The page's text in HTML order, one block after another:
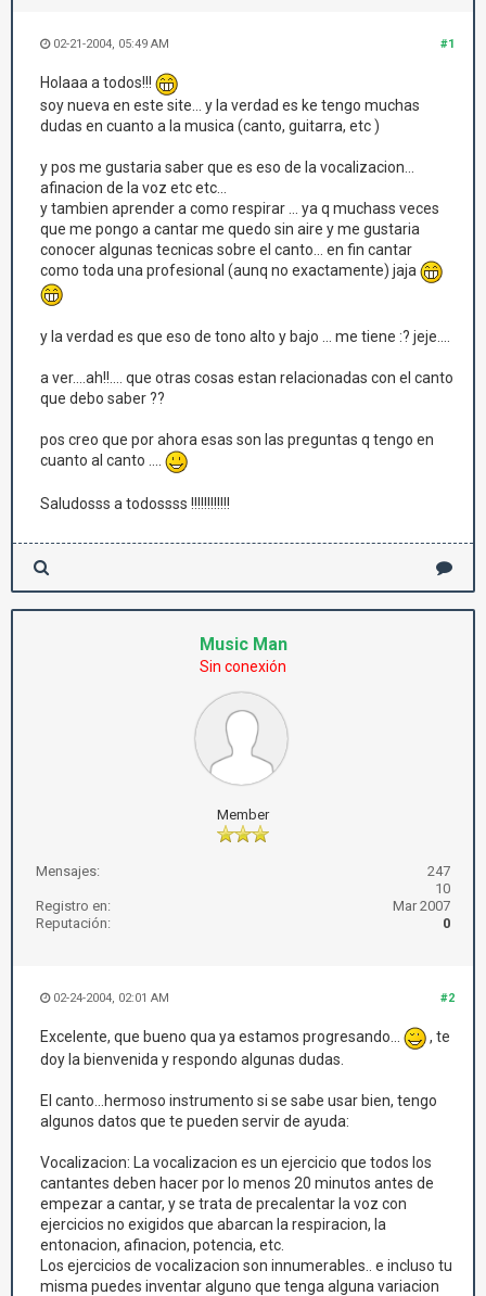
#1
02-21-2004, 05:49 AM
Holaaa a todos!!!
soy nueva en este site... y la verdad es ke tengo muchas
dudas en cuanto a la musica (canto, guitarra, etc )
y pos me gustaria saber que es eso de la vocalizacion...
afinacion de la voz etc etc...
y tambien aprender a como respirar ... ya q muchass veces
que me pongo a cantar me quedo sin aire y me gustaria
conocer algunas tecnicas sobre el canto... en fin cantar
como toda una profesional (aunq no exactamente) jaja
y la verdad es que eso de tono alto y bajo ... me tiene :? jeje....
a ver....ah!!.... que otras cosas estan relacionadas con el canto
que debo saber ??
pos creo que por ahora esas son las preguntas q tengo en
cuanto al canto ....
Saludosss a todossss !!!!!!!!!!!!
Music Man
Sin conexión
Member
Mensajes:
247
10
Registro en:
Mar 2007
Reputación:
0
#2
02-24-2004, 02:01 AM
Excelente, que bueno qua ya estamos progresando...
, te
doy la bienvenida y respondo algunas dudas.
El canto...hermoso instrumento si se sabe usar bien, tengo
algunos datos que te pueden servir de ayuda:
Vocalizacion: La vocalizacion es un ejercicio que todos los
cantantes deben hacer por lo menos 20 minutos antes de
empezar a cantar, y se trata de precalentar la voz con
ejercicios no exigidos que abarcan la respiracion, la
entonacion, afinacion, potencia, etc.
Los ejercicios de vocalizacion son innumerables.. e incluso tu
misma puedes inventar alguno que tenga alguna variacion